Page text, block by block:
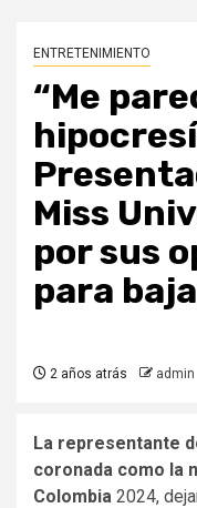
ENTRETENIMIENTO
“Me
Miss
por sus
para
2 años atrás admin
La representante
coronada como la
Colombia 2024,